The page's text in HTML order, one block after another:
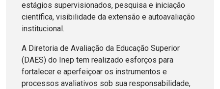
estágios supervisionados, pesquisa e iniciação
científica, visibilidade da extensão e autoavaliação
institucional.
A Diretoria de Avaliação da Educação Superior
(DAES) do Inep tem realizado esforços para
fortalecer e aperfeiçoar os instrumentos e
processos avaliativos sob sua responsabilidade,